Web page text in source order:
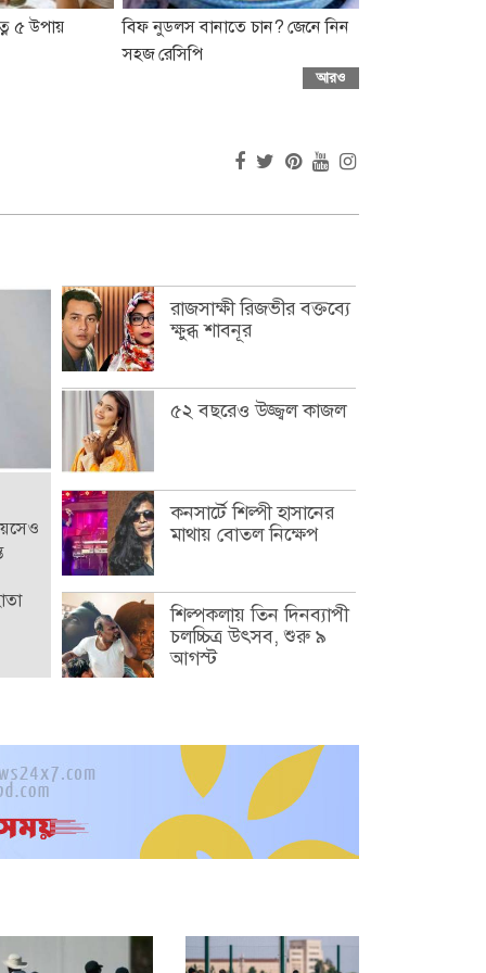
৫ উপায়
বিফ নুডলস বানাতে চান? জেনে নিন
সহজ রেসিপি
আরও
রাজসাক্ষী রিজভীর বক্তব্যে
ক্ষুব্ধ শাবনূর
৫২ বছরেও উজ্জ্বল কাজল
কনসার্টে শিল্পী হাসানের
মাথায় বোতল নিক্ষেপ
শিল্পকলায় তিন দিনব্যাপী
চলচ্চিত্র উৎসব, শুরু ৯
আগস্ট